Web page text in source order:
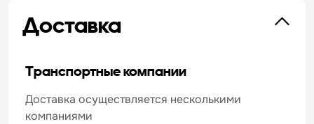
Доставка
Транспортные компании
Доставка осуществляется несколькими
компаниями